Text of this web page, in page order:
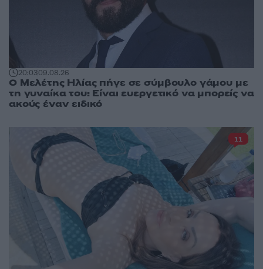
20:0309.08.26
Ο Μελέτης Ηλίας πήγε σε σύμβουλο γάμου με
τη γυναίκα του: Είναι ευεργετικό να μπορείς να
ακούς έναν ειδικό
11